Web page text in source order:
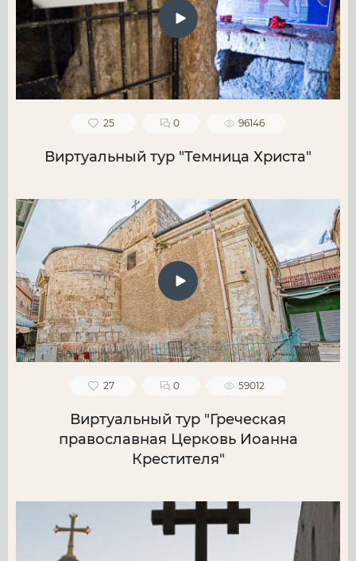
25 0 96146
Виртуальный тур "Темница Христа"
27 0 59012
Виртуальный тур "Греческая
православная Церковь Иоанна
Крестителя"